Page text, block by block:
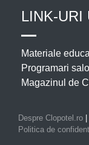
LINK-URI
Materiale
Programari
Magazinul de
Despre Clopotel.ro |
Politica de